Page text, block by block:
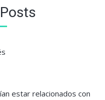
estar relacionados con